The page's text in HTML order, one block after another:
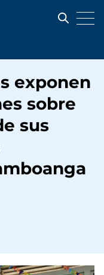
exponen
sobre
sus